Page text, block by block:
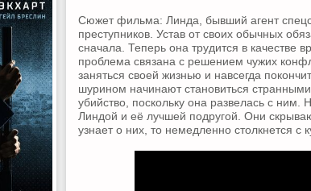
Сюжет фильма: Линда, бывший агент
преступников. Устав от своих обычных
сначала. Теперь она трудится в качестве
проблема связана с решением чужих
заняться своей жизнью и навсегда
шурином начинают становиться
убийство, поскольку она развелась с ним.
Линдой и её лучшей подругой. Они
узнает о них, то немедленно столкнется с